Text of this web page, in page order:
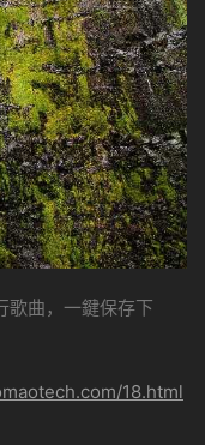
歌曲，一鍵保存下
18.html